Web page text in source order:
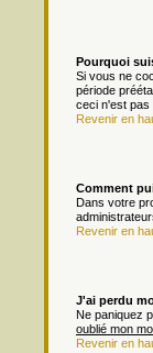
Pourquoi
Si vous ne
période
ceci n'est pas
Revenir en
Comment
Dans votre
Revenir en
J'ai perdu
Ne paniquez
oublié mon
Revenir en